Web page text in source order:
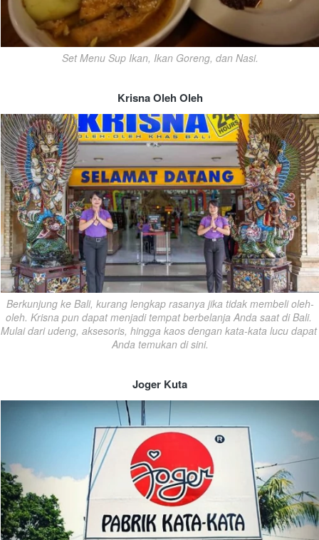
Set Menu Sup Ikan, Ikan Goreng, dan Nasi.
Krisna Oleh Oleh
Berkunjung ke Bali, kurang lengkap rasanya jika tidak membeli oleh-
oleh. Krisna pun dapat menjadi tempat berbelanja Anda saat di Bali.
Mulai dari udeng, aksesoris, hingga kaos dengan kata-kata lucu dapat
Anda temukan di sini.
Joger Kuta